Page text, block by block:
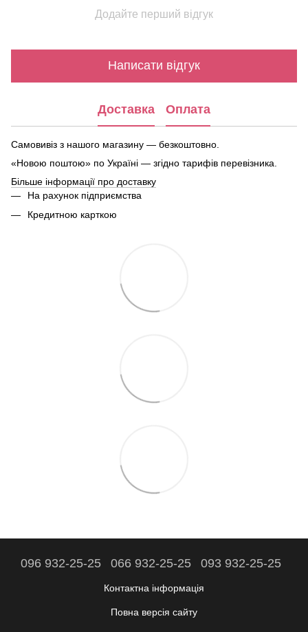
Додайте перший відгук
Написати відгук
Доставка Оплата
Самовивіз з нашого магазину — безкоштовно.
«Новою поштою» по Україні — згідно тарифів перевізника.
Більше інформації про доставку
На рахунок підприємства
Кредитною карткою
096 932-25-25 066 932-25-25 093 932-25-25
Контактна інформація
Повна версія сайту